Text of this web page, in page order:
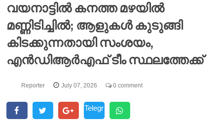
വയനാട്ടിൽ കനത്ത മഴയിൽ
മണ്ണിടിച്ചിൽ; ആളുകൾ കുടുങ്ങി
കിടക്കുന്നതായി സംശയം,
എന്‍ഡിആര്‍എഫ് ടീം സ്ഥലത്തേക്ക്
Reporter July 07, 2026 0 comment
Telegr
am